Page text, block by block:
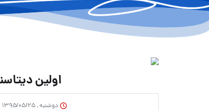
اولین
دوشنبه , ۱۳۹۵/۰۵/۲۵ ۱۶:۴۷